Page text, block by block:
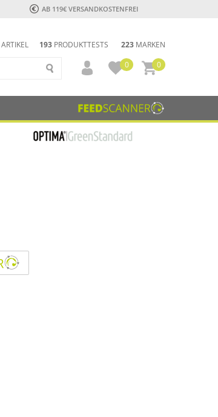
AB 119€ VERSANDKOSTENFREI
193 PRODUKTTESTS 223 MARKEN
ARTIKEL
0
0